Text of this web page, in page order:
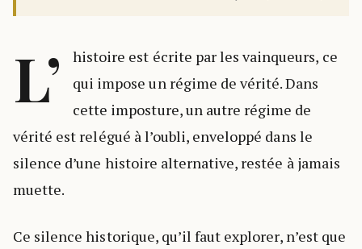
L’
histoire est écrite par les vainqueurs, ce
qui impose un régime de vérité. Dans
cette imposture, un autre régime de
vérité est relégué à l’oubli, enveloppé dans le
silence d’une histoire alternative, restée à jamais
muette.
Ce silence historique, qu’il faut explorer, n’est que